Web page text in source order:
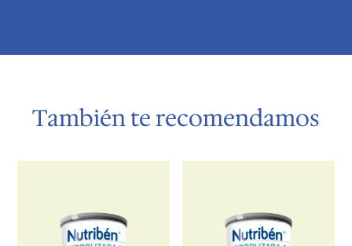
También te recomendamos
Productos relacionados